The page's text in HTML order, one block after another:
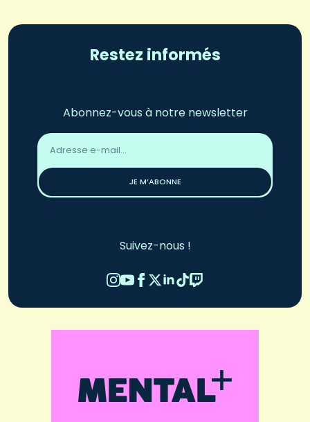
Restez informés
Abonnez-vous à notre newsletter
Adresse
email
JE M’ABONNE
Suivez-nous !